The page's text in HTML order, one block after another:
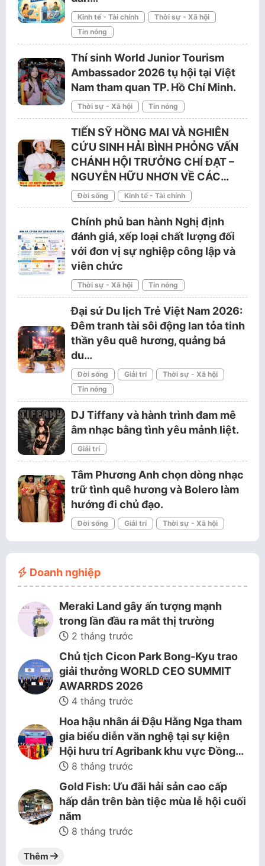
Kinh tế - Tài chính
Thời sự - Xã hội
Tin nóng
Thí sinh World Junior Tourism
Ambassador 2026 tụ hội tại Việt
Nam tham quan TP. Hồ Chí Minh.
Thời sự - Xã hội Tin nóng
TIẾN SỸ HỒNG MAI VÀ NGHIÊN
CỨU SINH HẢI BÌNH PHỎNG VẤN
CHÁNH HỘI TRƯỞNG CHÍ ĐẠT –
NGUYỄN HỮU NHƠN VỀ CÁC…
Đời sống Kinh tế - Tài chính
Chính phủ ban hành Nghị định
đánh giá, xếp loại chất lượng đối
với đơn vị sự nghiệp công lập và
viên chức
Thời sự - Xã hội Tin nóng
Đại sứ Du lịch Trẻ Việt Nam 2026:
Đêm tranh tài sôi động lan tỏa tinh
thần yêu quê hương, quảng bá
du…
Đời sống Giải trí
Thời sự - Xã hội
Tin nóng
DJ Tiffany và hành trình đam mê
âm nhạc bằng tình yêu mảnh liệt.
Giải trí
Tâm Phương Anh chọn dòng nhạc
trữ tình quê hương và Bolero làm
hướng đi chủ đạo.
Đời sống Giải trí Thời sự - Xã hội
Doanh nghiệp
Meraki Land gây ấn tượng mạnh
trong lần đầu ra mắt thị trường
2 tháng trước
Chủ tịch Cicon Park Bong-Kyu trao
giải thưởng WORLD CEO SUMMIT
AWARRDS 2026
4 tháng trước
Hoa hậu nhân ái Đậu Hằng Nga tham
gia biểu diễn văn nghệ tại sự kiện
Hội hưu trí Agribank khu vực Đồng…
8 tháng trước
Gold Fish: Ưu đãi hải sản cao cấp
hấp dẫn trên bàn tiệc mùa lễ hội cuối
năm
8 tháng trước
Thêm